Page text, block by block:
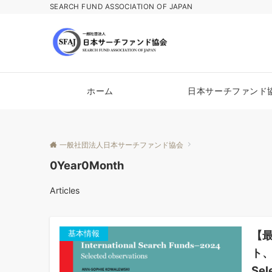
SEARCH FUND ASSOCIATION OF JAPAN
ホーム 日本サーチファンド
一般社団法人日本サーチファンド協会
0Year0Month
Articles
基本情報
【
ト